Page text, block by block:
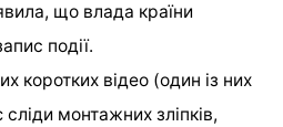
що влада країни
події.
коротких відео (один із них
монтажних зліпків,